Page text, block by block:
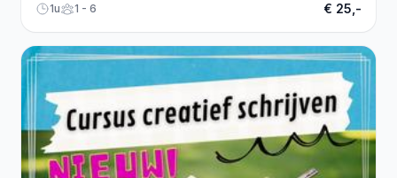
1u 1 - 6 € 25,-